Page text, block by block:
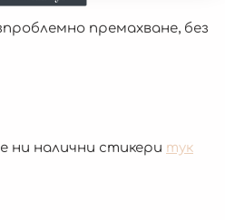
премахване, без
ни налични стикери тук